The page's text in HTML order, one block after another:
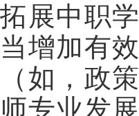
拓展中职
当增加有
（如，政
师专业发